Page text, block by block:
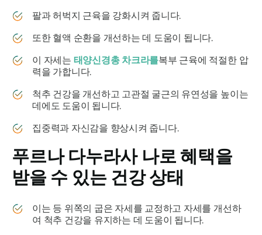
팔과 허벅지 근육을 강화시켜 줍니다.
또한 혈액 순환을 개선하는 데 도움이 됩니다.
이 자세는 태양신경총 차크라를복부 근육에 적절한 압
력을 가합니다.
척추 건강을 개선하고 고관절 굴근의 유연성을 높이는
데에도 도움이 됩니다.
집중력과 자신감을 향상시켜 줍니다.
푸르나 다누라사나로 혜택을
받을 수 있는 건강 상태
이는 등 위쪽의 굽은 자세를 교정하고 자세를 개선하
여 척추 건강을 유지하는 데 도움이 됩니다.